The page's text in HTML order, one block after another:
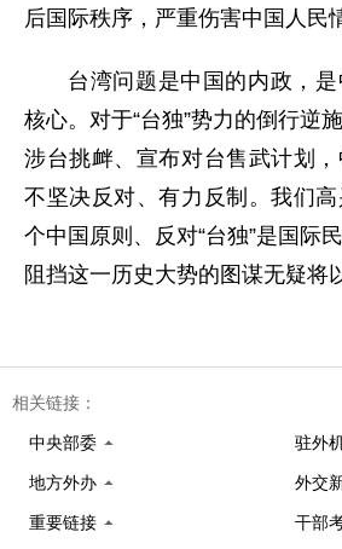
后国际秩序，严重伤害中国人民
台湾问题是中国的内政，
核心。对于“台独”势力的倒行逆
涉台挑衅、宣布对台售武计划
不坚决反对、有力反制。我们
个中国原则、反对“台独”是国际
阻挡这一历史大势的图谋无疑将
相关链接：
中央部委 驻外
地方外办 外交
重要链接 干部